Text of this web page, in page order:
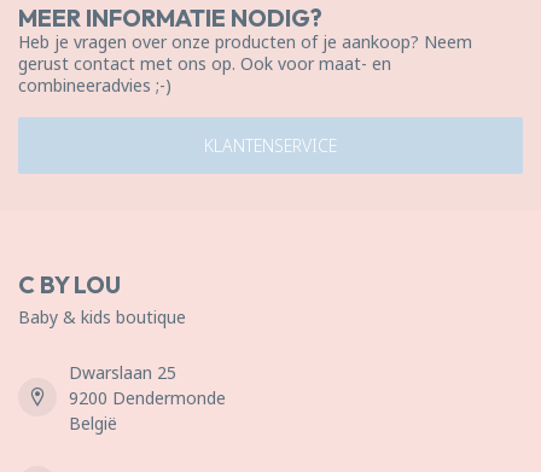
MEER INFORMATIE NODIG?
Heb je vragen over onze producten of je aankoop? Neem
gerust contact met ons op. Ook voor maat- en
combineeradvies ;-)
KLANTENSERVICE
C BY LOU
Baby & kids boutique
Dwarslaan 25
9200 Dendermonde
België